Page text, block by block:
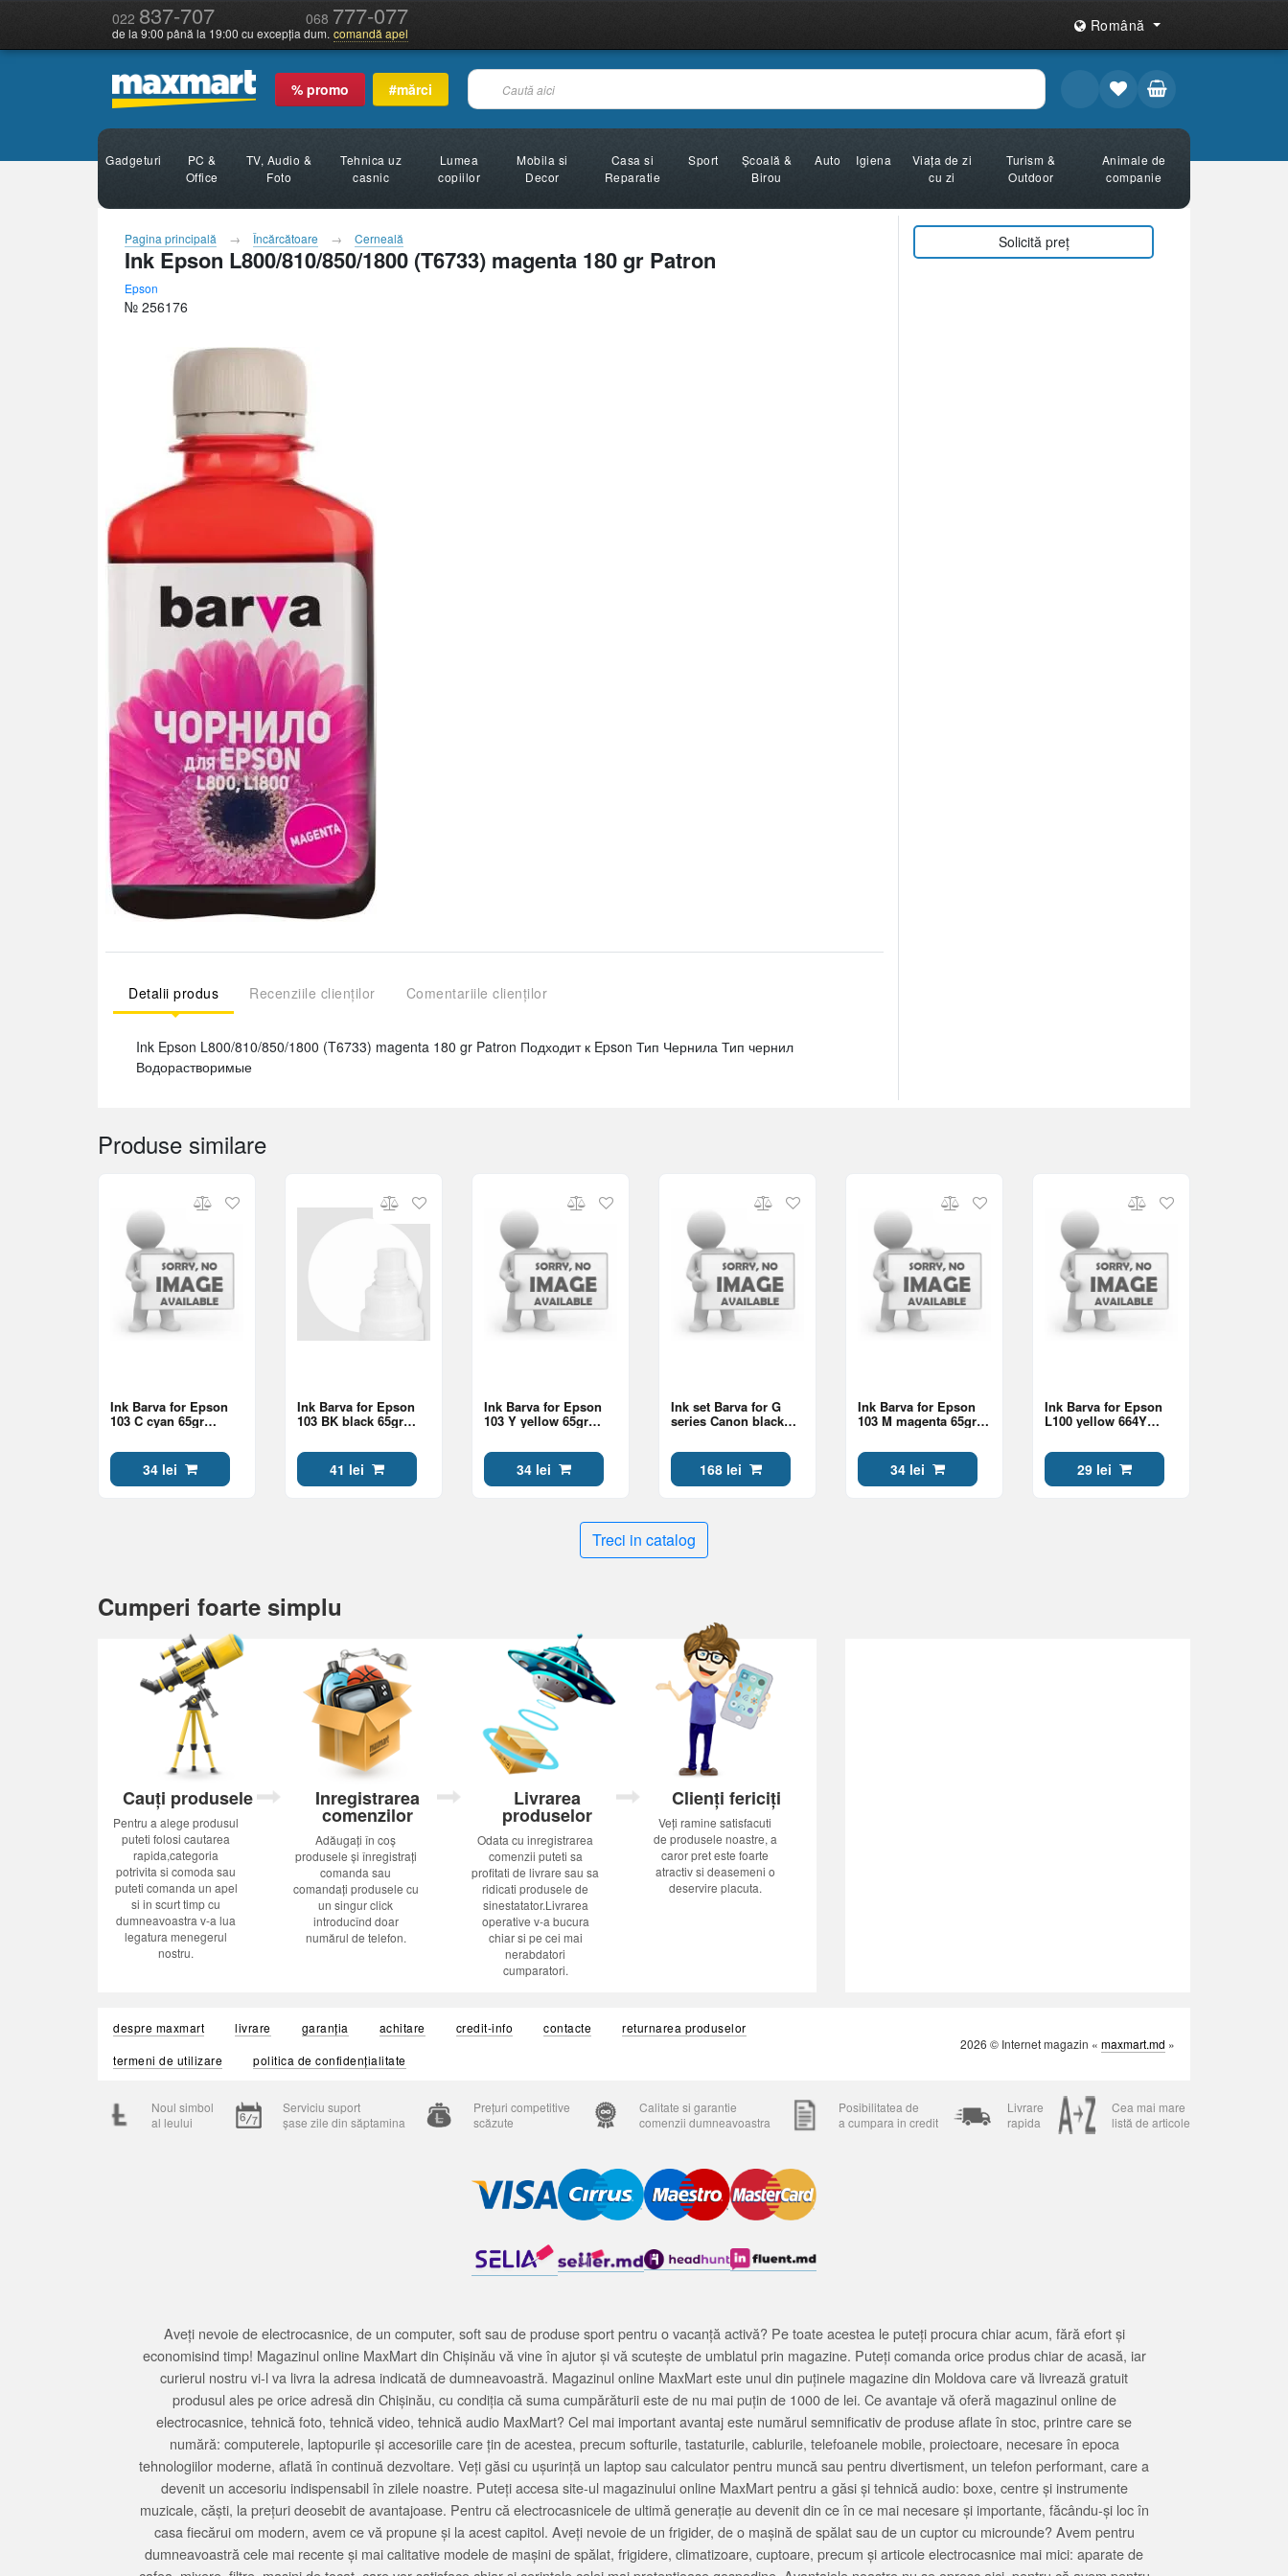
022 837-707 068 777-077
de la 9:00 până la 19:00 cu excepția dum. comandă apel Română
% promo #mărci
Gadgeturi
PC &
Office
TV, Audio &
Foto
Tehnica uz
casnic
Lumea
copiilor
Mobila si
Decor
Casa si
Reparatie
Sport
Şcoală &
Birou
Auto Igiena
Viața de zi
cu zi
Turism &
Outdoor
Animale de
companie
Pagina principală Încărcătoare Cerneală
Ink Epson L800/810/850/1800 (T6733) magenta 180 gr Patron
Epson
№ 256176
Detalii produs Recenziile clienților Comentariile clienților
Ink Epson L800/810/850/1800 (T6733) magenta 180 gr Patron Подходит к Epson Тип Чернила Тип чернил
Водорастворимые
Solicită preț
Produse similare
Ink Barva for Epson
103 C cyan 65gr
E103-691e
34 lei
Ink Barva for Epson
103 BK black 65gr
E103-690e
41 lei
Ink Barva for Epson
103 Y yellow 65gr
E103-693e
34 lei
Ink set Barva for G
series Canon black
4x70gr CGI41-070-MP
168 lei
Ink Barva for Epson
103 M magenta 65gr
E103-692e
34 lei
Ink Barva for Epson
L100 yellow 664Y
29 lei
Treci in catalog
Cumperi foarte simplu
Cauți produsele
Pentru a alege produsul
puteti folosi cautarea
rapida,categoria
potrivita si comoda sau
puteti comanda un apel
si in scurt timp cu
dumneavoastra v-a lua
legatura menegerul
nostru.
Inregistrarea
comenzilor
Adăugați în coș
produsele și înregistrați
comanda sau
comandați produsele cu
un singur click
introducînd doar
numărul de telefon.
Livrarea
produselor
Odata cu inregistrarea
comenzii puteti sa
profitati de livrare sau sa
ridicati produsele de
sinestatator.Livrarea
operative v-a bucura
chiar si pe cei mai
nerabdatori
cumparatori.
Clienți fericiți
Veți ramine satisfacuti
de produsele noastre, a
caror pret este foarte
atractiv si deasemeni o
deservire placuta.
despre maxmart livrare garanția achitare credit-info contacte
returnarea produselor
termeni de utilizare
politica de confidențialitate
2026 © Internet magazin « maxmart.md »
Noul simbol
al leului
Serviciu suport
șase zile din săptamina
Prețuri competitive
scăzute
Calitate si garantie
comenzii dumneavoastra
Posibilitatea de
a cumpara in credit
Livrare
rapida
Cea mai mare
listă de articole
Aveți nevoie de electrocasnice, de un computer, soft sau de produse sport pentru o vacanță activă? Pe toate acestea le puteți procura chiar acum, fără efort și
economisind timp! Magazinul online MaxMart din Chișinău vă vine în ajutor și vă scutește de umblatul prin magazine. Puteți comanda orice produs chiar de acasă, iar
curierul nostru vi-l va livra la adresa indicată de dumneavoastră. Magazinul online MaxMart este unul din puținele magazine din Moldova care vă livrează gratuit
produsul ales pe orice adresă din Chișinău, cu condiția că suma cumpărăturii este de nu mai puțin de 1000 de lei. Ce avantaje vă oferă magazinul online de
electrocasnice, tehnică foto, tehnică video, tehnică audio MaxMart? Cel mai important avantaj este numărul semnificativ de produse aflate în stoc, printre care se
numără: computerele, laptopurile și accesoriile care țin de acestea, precum softurile, tastaturile, cablurile, telefoanele mobile, proiectoare, necesare în epoca
tehnologiilor moderne, aflată în continuă dezvoltare. Veți găsi cu ușurință un laptop sau calculator pentru muncă sau pentru divertisment, un telefon performant, care a
devenit un accesoriu indispensabil în zilele noastre. Puteți accesa site-ul magazinului online MaxMart pentru a găsi și tehnică audio: boxe, centre și instrumente
muzicale, căști, la prețuri deosebit de avantajoase. Pentru că electrocasnicele de ultimă generație au devenit din ce în ce mai necesare și importante, făcându-și loc în
casa fiecărui om modern, avem ce vă propune și la acest capitol. Aveți nevoie de un frigider, de o mașină de spălat sau de un cuptor cu microunde? Avem pentru
dumneavoastră cele mai recente și mai calitative modele de mașini de spălat, frigidere, climatizoare, cuptoare, precum și articole electrocasnice mai mici: aparate de